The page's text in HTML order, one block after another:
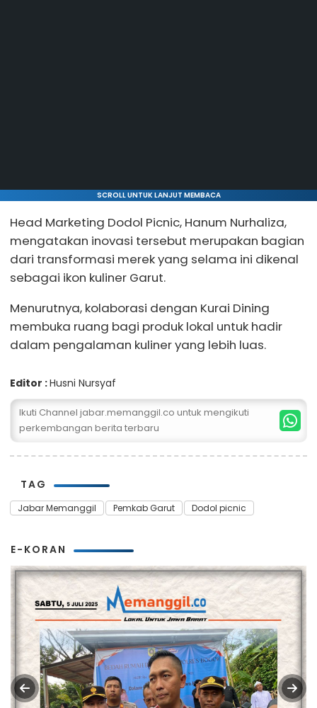
SCROLL UNTUK LANJUT MEMBACA
Head Marketing Dodol Picnic, Hanum Nurhaliza,
mengatakan inovasi tersebut merupakan bagian
dari transformasi merek yang selama ini dikenal
sebagai ikon kuliner Garut.
Menurutnya, kolaborasi dengan Kurai Dining
membuka ruang bagi produk lokal untuk hadir
dalam pengalaman kuliner yang lebih luas.
Editor :Husni Nursyaf
Ikuti Channel jabar.memanggil.co untuk mengikuti
perkembangan berita terbaru
TAG
Jabar Memanggil Pemkab Garut Dodol picnic
E-KORAN